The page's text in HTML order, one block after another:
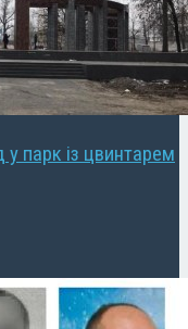
у парк із цвинтарем